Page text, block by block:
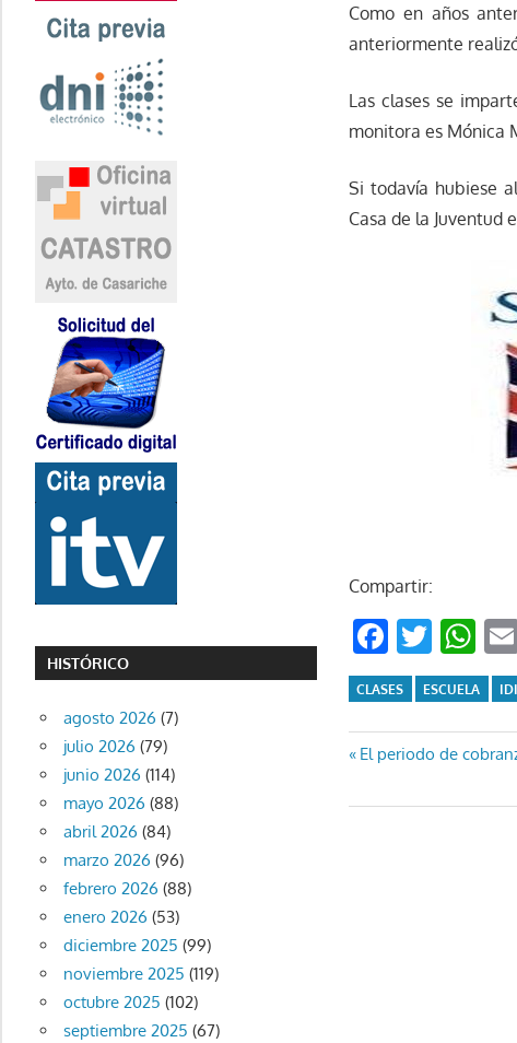
Como en años
anteriormente
Las clases se
monitora es Mónica
Si todavía hubiese
Casa de la Juventud
Compartir:
CLASES ESCUELA
de
Entrada
El periodo de
HISTÓRICO
agosto 2026 (7)
julio 2026 (79)
junio 2026 (114)
mayo 2026 (88)
abril 2026 (84)
marzo 2026 (96)
febrero 2026 (88)
enero 2026 (53)
diciembre 2025 (99)
noviembre 2025 (119)
octubre 2025 (102)
septiembre 2025 (67)